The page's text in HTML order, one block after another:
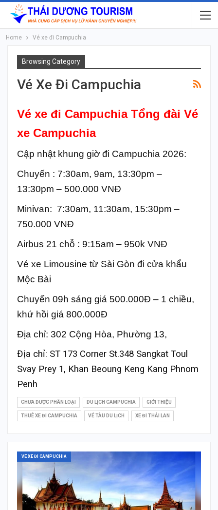
Home Vé xe đi Campuchia
Browsing Category
Vé Xe Đi Campuchia
Vé xe đi Campuchia Tổng đài Vé
xe Campuchia
Cập nhật khung giờ đi Campuchia 2026:
Chuyến : 7:30am, 9am, 13:30pm –
13:30pm – 500.000 VNĐ
Minivan: 7:30am, 11:30am, 15:30pm –
750.000 VNĐ
Airbus 21 chỗ : 9:15am – 950k VNĐ
Vé xe Limousine từ Sài Gòn đi cửa khẩu
Mộc Bài
Chuyến 09h sáng giá 500.000Đ – 1 chiều,
khứ hồi giá 800.000Đ
Địa chỉ: 302 Cộng Hòa, Phường 13,
Địa chỉ: ST 173 Corner St.348 Sangkat Toul
Svay Prey 1, Khan Beoung Keng Kang Phnom
Penh
CHƯA ĐƯỢC PHÂN LOẠI DU LỊCH CAMPUCHIA GIỚI THIỆU
THUÊ XE ĐI CAMPUCHIA VÉ TÀU DU LỊCH XE ĐI THÁI LAN
VÉ XE ĐI CAMPUCHIA